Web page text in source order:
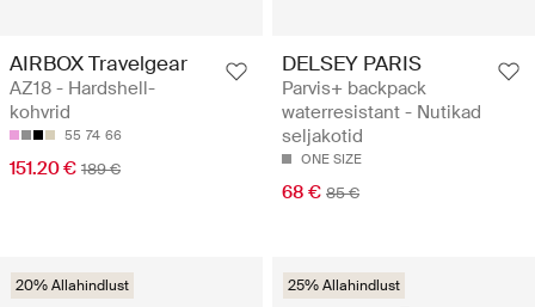
AIRBOX Travelgear
AZ18 - Hardshell-
kohvrid
55 74 66
151.20 € 189 €
DELSEY PARIS
Parvis+ backpack
waterresistant - Nutikad
seljakotid
ONE SIZE
68 € 85 €
20% Allahindlust 25% Allahindlust